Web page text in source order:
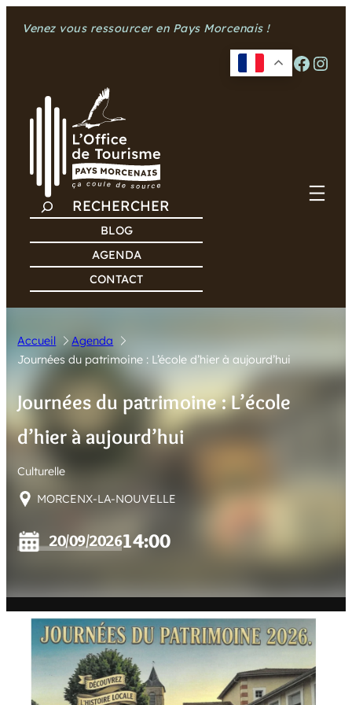
Venez vous ressourcer en Pays Morcenais !
Facebook Instagram
C
H
R
H
E
BLOG
AGENDA
CONTACT
Accueil
Agenda
Journées du patrimoine : L’école d’hier à aujourd’hui
Journées du patrimoine : L’école
d’hier à aujourd’hui
Culturelle
MORCENX-LA-NOUVELLE
20/09/202614:00